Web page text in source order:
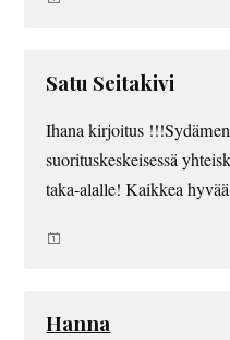
Satu Seitakivi
Ihana kirjoitus
suorituskeskeisessä
taka-alalle! Kaikkea
Hanna